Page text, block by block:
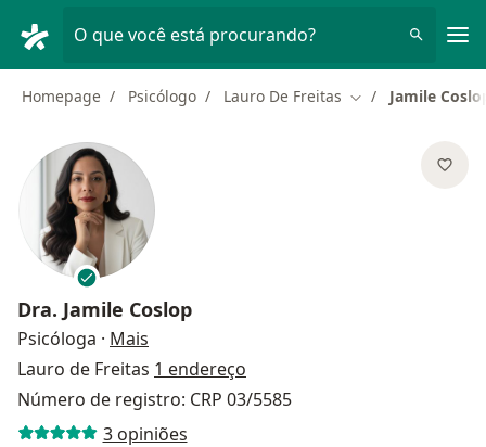
O que você está procurando?
Homepage Psicólogo Lauro De Freitas Mudar de cidade
Jamile
Dra. Jamile Coslop
Psicóloga · Mais
Lauro de Freitas 1 endereço
Número de registro: CRP 03/5585
3 opiniões